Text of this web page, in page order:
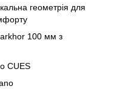
геометрія для
100 мм з
CUES